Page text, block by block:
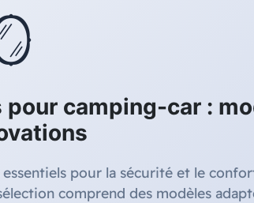
camping-car :
pour la sécurité et le
comprend des modèles